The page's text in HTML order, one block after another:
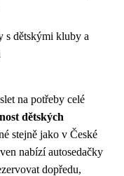
s dětskými kluby a
na potřeby celé
dětských
stejně jako v České
nabízí autosedačky
dopředu,